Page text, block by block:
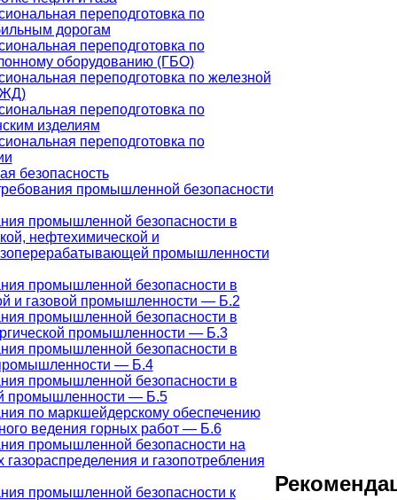
переподготовка по
дорогам
переподготовка по
оборудованию (ГБО)
переподготовка по железной
переподготовка по
изделиям
переподготовка по
безопасность
промышленной безопасности
промышленной безопасности в
нефтехимической и
промышленности
промышленной безопасности в
и газовой промышленности — Б.2
промышленной безопасности в
промышленности — Б.3
промышленной безопасности в
— Б.4
промышленной безопасности в
промышленности — Б.5
по маркшейдерскому обеспечению
ведения горных работ — Б.6
промышленной безопасности на
газораспределения и газопотребления
промышленной безопасности к